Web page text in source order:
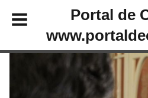
Portal de